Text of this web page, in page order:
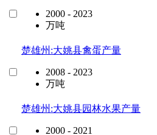
2000 - 2023
万吨
楚雄州:大姚县禽蛋产量
2008 - 2023
万吨
楚雄州:大姚县园林水果产量
2000 - 2021